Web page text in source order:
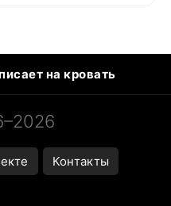
на кровать
пандемия
Контакты